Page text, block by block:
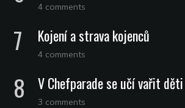
4 comments
Kojení a strava kojenců
4 comments
V Chefparade se učí vařit
3 comments